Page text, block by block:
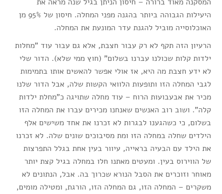
היעילות הגבוהה ביותר בהגנה מפני המחלה. חיסון של 95% מן
האוכלוסייה מוביל להגנת עדר המונעת את המחלה.
הרעיון הזה תקף לא רק עבור חצבת, אלא גם עבור עוד "מחלות
ילדות קלות שכולנו עברנו בשלום" (חוץ ממי שלא). הדור שלי
לא ידע חצבת מה היא, אז אולי אפשר להאשים אותו בתמימות
לגבי המחלה הזו ותופעות הלוואי הקשות שלה, אבל הדור שלנו
מכיר את אבעבועות הרוח – עוד מחלה שתויגה כ"מחלת ילדות
קלה". ושוב רוב האנשים שאנחנו מכירים עברו את המחלה הזו
בשלום, כי כשהגענו לבגרות לא זכרנו את אחד משישים אלף
הילדים שחלה במחלה הזו ומת מסיבוכים שונים שלה. לא זכרנו
את הילד עם הבעיה בראייה, עיוור בעין אחת בגלל התפרצות
של הווירוס בעין. ומעטים מאתנו חלו במחלה בגיל קצת יותר
מאוחר וזוכרים את הסבל הנורא שכרוך בה. אבל, הנתונים לא
משקרים – המחלה הזו, גם המחלה הזו, הורגת, ומטילה מומים,